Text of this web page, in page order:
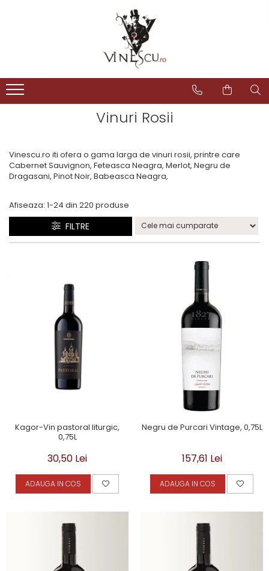
Sampanie / Champagne
Vinuri Albe
Vinuri Rose
Vinuri demiseci
Vinuri demidulci
Vinuri Albe
Vinuri Rose
Vinuri de colectie/vechi
Vinuri personalizate
Cognac/Coniac/Armagnac/Vinarsuri
Cognac/Coniac/Armagnac
Condimente
Ulei de masline
Vinuri Rosii
Vinescu.ro iti ofera o gama larga de vinuri rosii, printre care
Cabernet Sauvignon, Feteasca Neagra, Merlot, Negru de
Dragasani, Pinot Noir, Babeasca Neagra,
Afiseaza: 1-24 din 220 produse
FILTRE
Kagor-Vin pastoral liturgic,
0,75L
30,50 Lei
ADAUGA IN COS
Negru de Purcari Vintage, 0,75L
157,61 Lei
ADAUGA IN COS